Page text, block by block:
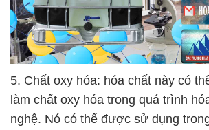
5. Chất oxy hóa: hóa chất này có
làm chất oxy hóa trong quá trình
nghệ. Nó có thể được sử dụng